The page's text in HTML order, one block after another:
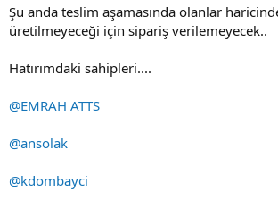
Şu anda teslim aşamasında olanlar
üretilmeyeceği için sipariş verilemeyecek..
Hatırımdaki sahipleri....
@EMRAH ATTS
@ansolak
@kdombayci